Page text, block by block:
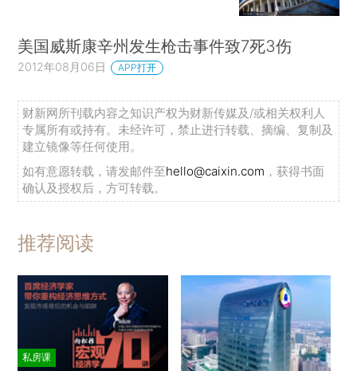
美国威斯康辛州发生枪击事件致7死3伤
2012年08月06日 APP打开
财新网所刊载内容之知识产权为财新传媒及/或相关权利人
专属所有或持有。未经许可，禁止进行转载、摘编、复制及
建立镜像等任何使用。
如有意愿转载，请发邮件至hello@caixin.com ，获得书面
确认及授权后，方可转载。
推荐阅读
私房课